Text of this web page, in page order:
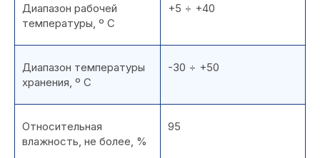
Диапазон рабочей
температуры, º С
+5 ÷ +40
Диапазон температуры
хранения, º С
-30 ÷ +50
Относительная
влажность, не более, %
95